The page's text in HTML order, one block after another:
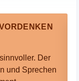
Der
und Sprechen